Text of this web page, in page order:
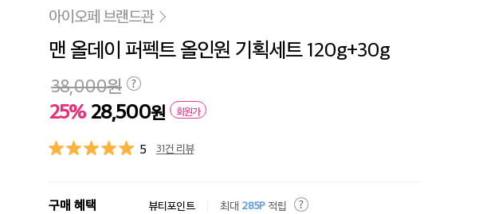
아이오페 브랜드관
맨 올데이 퍼펙트 올인원 기획세트 120g+30g
25% 28,500원 회원가
38,000원
5 31건 리뷰
구매 혜택 뷰티포인트 최대 285P적립